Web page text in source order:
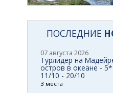
ПОСЛЕДНИЕ
07 августа 2026
Турлидер на
остров в океане -
11/10 - 20/10
3 места